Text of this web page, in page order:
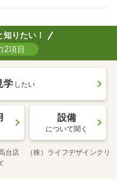
りたい！
2項目
学 したい
設備
について聞く
台店 （株）ライフデザインクリ